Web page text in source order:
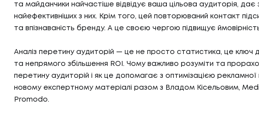
та майданчики найчастіше відвідує ваша цільова аудиторія,
найефективніших з них. Крім того, цей повторюваний контакт
та впізнаваність бренду. А це своєю чергою підвищує
Аналіз перетину аудиторій — це не просто статистика, це ключ
та непрямого збільшення ROI. Чому важливо розуміти та
перетину аудиторій і як це допомагає з оптимізацією рекламної
новому експертному матеріалі разом з Владом Кісельовим,
Promodo.